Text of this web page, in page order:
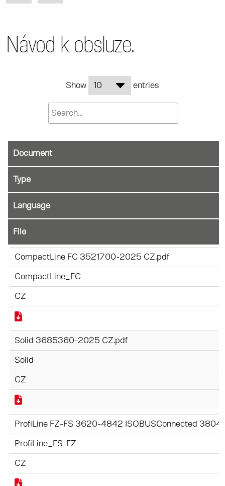
Návod k obsluze.
Show entries
Document
File
CompactLine FC 3521700-2025 CZ.pdf
CompactLine_FC
CZ
Solid 3685360-2025 CZ.pdf
Solid
CZ
ProfiLine FZ-FS 3620-4842 ISOBUSConnected
ProfiLine_FS-FZ
CZ